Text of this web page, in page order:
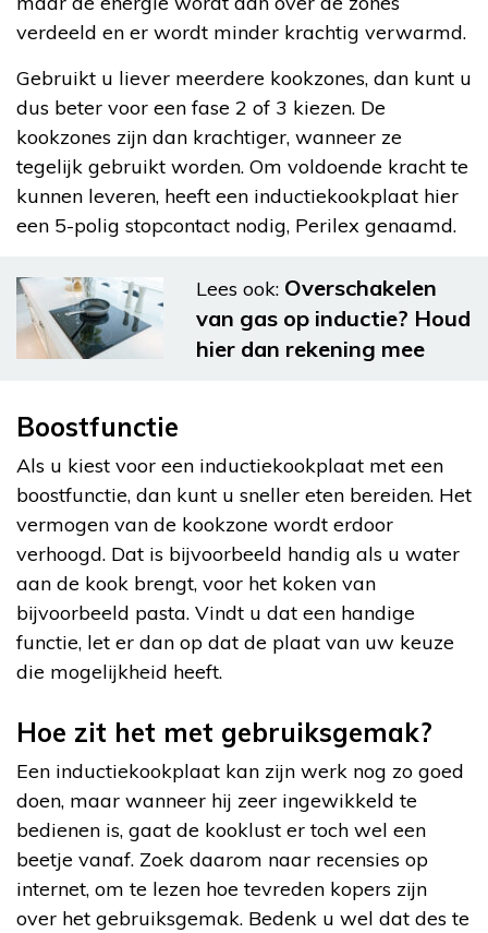
verdeeld en er wordt minder krachtig verwarmd.
Gebruikt u liever meerdere kookzones, dan kunt u
dus beter voor een fase 2 of 3 kiezen. De
kookzones zijn dan krachtiger, wanneer ze
tegelijk gebruikt worden. Om voldoende kracht te
kunnen leveren, heeft een inductiekookplaat hier
een 5-polig stopcontact nodig, Perilex genaamd.
Lees ook: Overschakelen
van gas op inductie? Houd
hier dan rekening mee
Boostfunctie
Als u kiest voor een inductiekookplaat met een
boostfunctie, dan kunt u sneller eten bereiden. Het
vermogen van de kookzone wordt erdoor
verhoogd. Dat is bijvoorbeeld handig als u water
aan de kook brengt, voor het koken van
bijvoorbeeld pasta. Vindt u dat een handige
functie, let er dan op dat de plaat van uw keuze
die mogelijkheid heeft.
Hoe zit het met gebruiksgemak?
Een inductiekookplaat kan zijn werk nog zo goed
doen, maar wanneer hij zeer ingewikkeld te
bedienen is, gaat de kooklust er toch wel een
beetje vanaf. Zoek daarom naar recensies op
internet, om te lezen hoe tevreden kopers zijn
over het gebruiksgemak. Bedenk u wel dat des te